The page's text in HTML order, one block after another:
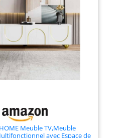
Meuble TV,Meuble
avec Espace de